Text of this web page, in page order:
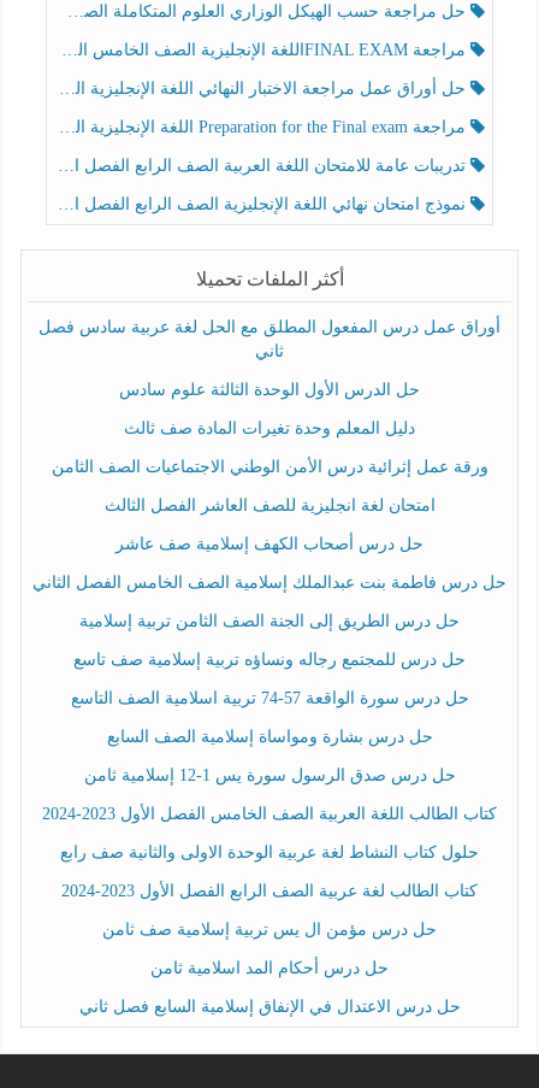
حل مراجعة حسب الهيكل الوزاري العلوم المتكاملة الصف الخامس عام الفصل الثالث
مراجعة FINAL EXAMاللغة الإنجليزية الصف الخامس الفصل الثالث
حل أوراق عمل مراجعة الاختبار النهائي اللغة الإنجليزية الصف الرابع الفصل الثالث
مراجعة Preparation for the Final exam اللغة الإنجليزية الصف الرابع الفصل الثالث
تدريبات عامة للامتحان اللغة العربية الصف الرابع الفصل الثالث
نموذج امتحان نهائي اللغة الإنجليزية الصف الرابع الفصل الثالث
أكثر الملفات تحميلا
أوراق عمل درس المفعول المطلق مع الحل لغة عربية سادس فصل
ثاني
حل الدرس الأول الوحدة الثالثة علوم سادس
دليل المعلم وحدة تغيرات المادة صف ثالث
ورقة عمل إثرائية درس الأمن الوطني الاجتماعيات الصف الثامن
امتحان لغة انجليزية للصف العاشر الفصل الثالث
حل درس أصحاب الكهف إسلامية صف عاشر
حل درس فاطمة بنت عبدالملك إسلامية الصف الخامس الفصل الثاني
حل درس الطريق إلى الجنة الصف الثامن تربية إسلامية
حل درس للمجتمع رجاله ونساؤه تربية إسلامية صف تاسع
حل درس سورة الواقعة 57-74 تربية اسلامية الصف التاسع
حل درس بشارة ومواساة إسلامية الصف السابع
حل درس صدق الرسول سورة يس 1-12 إسلامية ثامن
كتاب الطالب اللغة العربية الصف الخامس الفصل الأول 2023-2024
حلول كتاب النشاط لغة عربية الوحدة الاولى والثانية صف رابع
كتاب الطالب لغة عربية الصف الرابع الفصل الأول 2023-2024
حل درس مؤمن ال يس تربية إسلامية صف ثامن
حل درس أحكام المد اسلامية ثامن
حل درس الاعتدال في الإنفاق إسلامية السابع فصل ثاني